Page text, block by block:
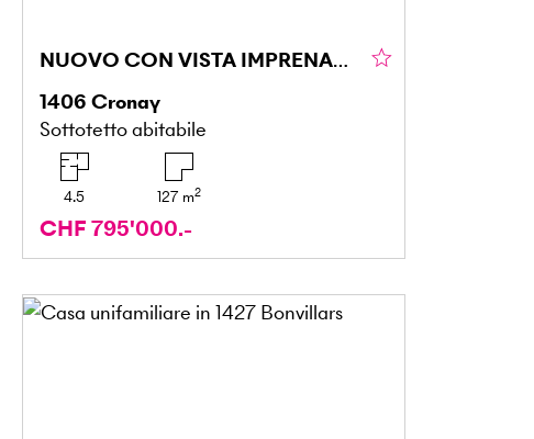
NUOVO CON VISTA IMPRENABILE
1406 Cronay
Sottotetto abitabile
4.5 127 m2
CHF 795'000.-